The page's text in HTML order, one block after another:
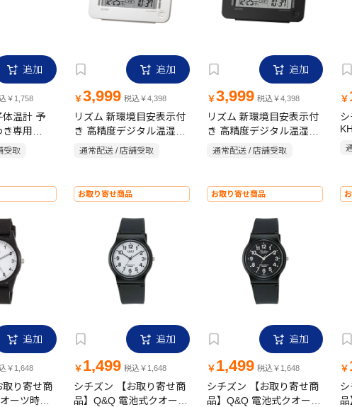
追加
￥1,758
体温計 予
専用
理医療機
受取
追加
￥3,999 税込￥4,398
リズム 新環境目安表示付
き 高精度デジタル温湿度
計 ホワイト
通常配送 / 店舗受取
追加
￥3,999 税込￥4,398
リズム 新環境目安表示付
き 高精度デジタル温湿度
計 ブラック
通常配送 / 店舗受取
￥
追加
￥1,648
取り寄せ商
ーツ時計
お取り寄せ商品
追加
￥ 1,499 税込￥1,648
シチズン 【お取り寄せ商
品】Q&Q 電池式クオーツ
お取り寄せ商品
追加
￥ 1,499 税込￥1,648
シチズン 【お取り寄せ商
品】Q&Q 電池式クオーツ
￥
品